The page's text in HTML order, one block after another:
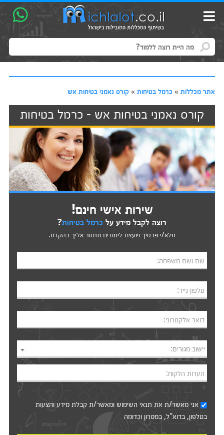
אתר מכללות» כרמל בטיחות» קורס נאמני בטיחות אש
קורס נאמני בטיחות אש - כרמל בטיחות
שירות אישי חינם!
רוצה לקבל מידע על כרמל בטיחות?
מלא/י פרטיך ויועצת לימודים תחזור אליך בהקדם.
שם ושם משפחה:
טלפון נייד:
דואר אלקטרוני:
יישוב מגורים:
הערות הלקוח:
אני מאשר/ת את תנאי השימושומאשר/ת קבלת מידע והצעות
בטלפון, בדוא"ל, במסרון וכדומה‎‎